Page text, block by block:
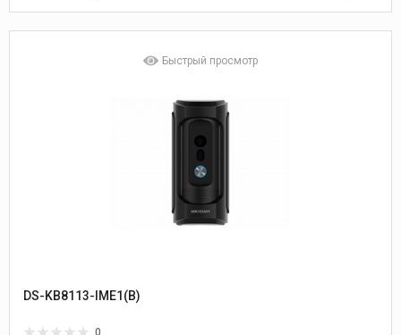
Быстрый просмотр
DS-KB8113-IME1(B)
0